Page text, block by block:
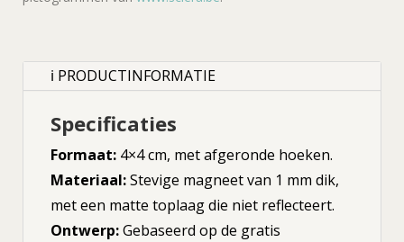
ℹ PRODUCTINFORMATIE
Specificaties
Formaat: 4×4 cm, met afgeronde hoeken.
Materiaal:Stevige magneet van 1 mm dik,
met een matte toplaag die niet reflecteert.
Ontwerp:Gebaseerd op de gratis